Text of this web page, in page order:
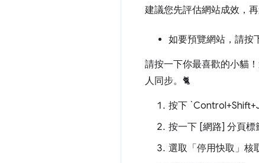
建議您先評估網站成效，再
如要預覽網站，請按
請按一下你最喜歡的小貓
人同步。🐈
按下
按一下 [網路] 分頁標
選取「停用快取」 核